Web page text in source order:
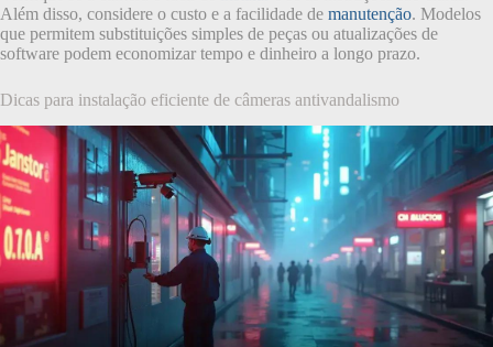
Além disso, considere o custo e a facilidade de manutenção. Modelos
que permitem substituições simples de peças ou atualizações de
software podem economizar tempo e dinheiro a longo prazo.
Dicas para instalação eficiente de câmeras antivandalismo